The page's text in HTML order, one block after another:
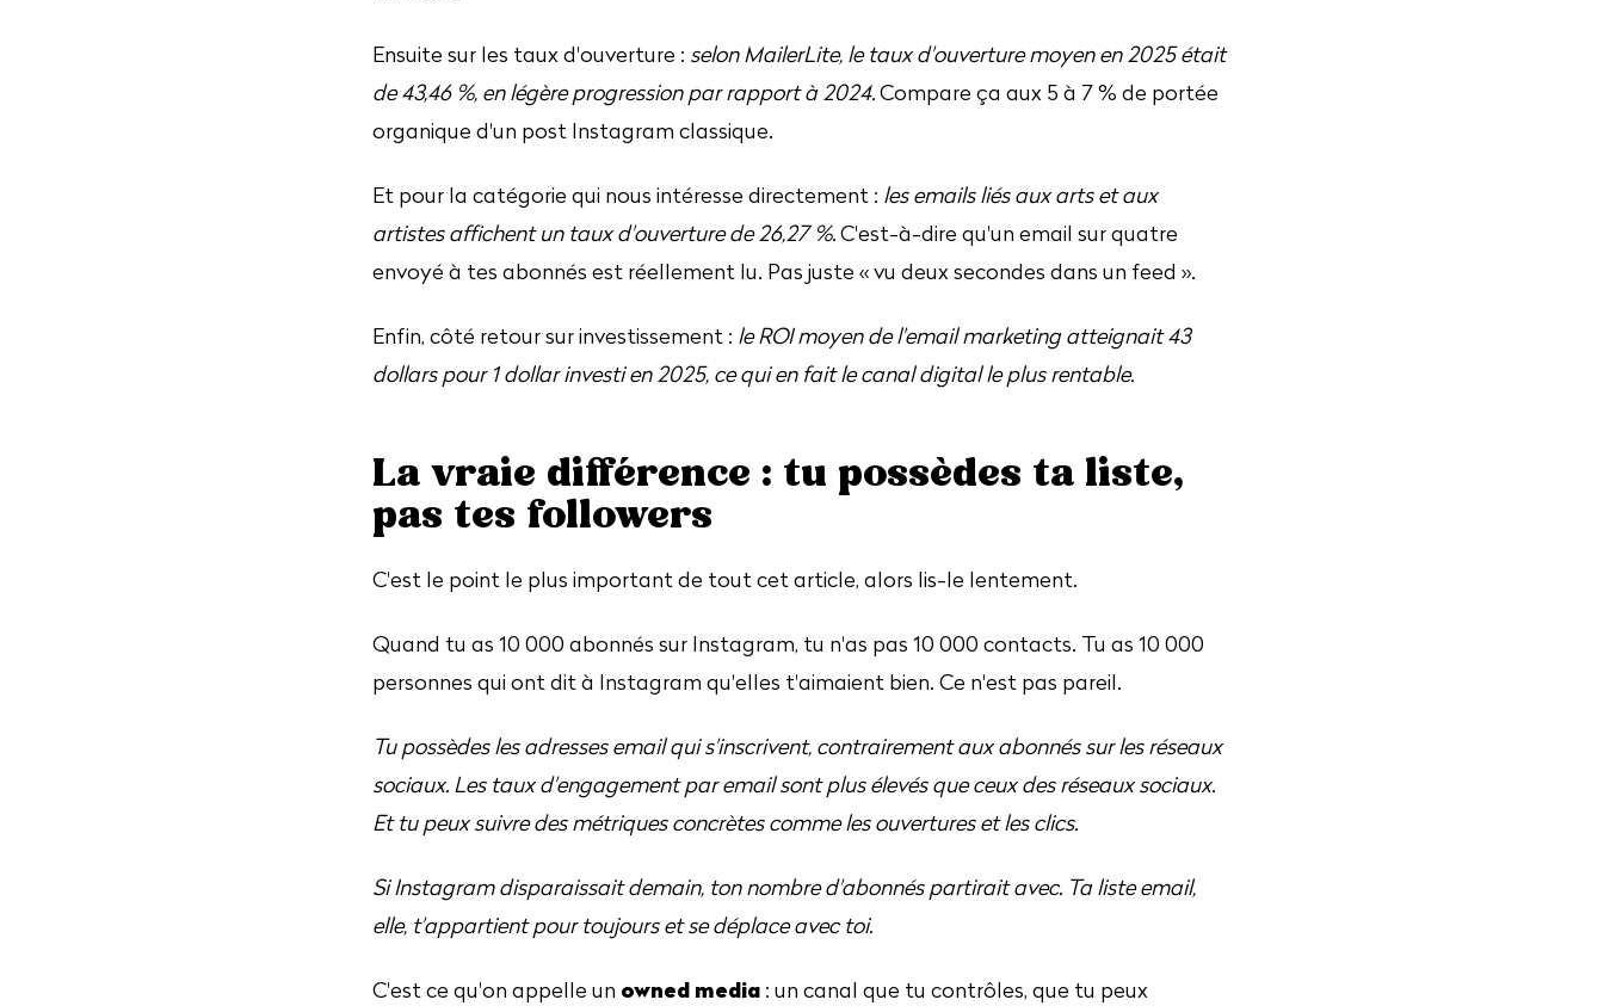
Ensuite sur les taux d'ouverture : selon MailerLite, le taux d'ouverture moyen en 2025 était
de 43,46 %, en légère progression par rapport à 2024.Compare ça aux 5 à 7 % de portée
organique d'un post Instagram classique.
Et pour la catégorie qui nous intéresse directement : les emails liés aux arts et aux
artistes affichent un taux d'ouverture de 26,27 %.C'est-à-dire qu'un email sur quatre
envoyé à tes abonnés est réellement lu. Pas juste « vu deux secondes dans un feed ».
Enfin, côté retour sur investissement : le ROI moyen de l'email marketing atteignait 43
dollars pour 1 dollar investi en 2025, ce qui en fait le canal digital le plus rentable.
La vraie différence : tu possèdes ta liste,
pas tes followers
C'est le point le plus important de tout cet article, alors lis-le lentement.
Quand tu as 10 000 abonnés sur Instagram, tu n'as pas 10 000 contacts. Tu as 10 000
personnes qui ont dit à Instagram qu'elles t'aimaient bien. Ce n'est pas pareil.
Tu possèdes les adresses email qui s'inscrivent, contrairement aux abonnés sur les réseaux
sociaux. Les taux d'engagement par email sont plus élevés que ceux des réseaux sociaux.
Et tu peux suivre des métriques concrètes comme les ouvertures et les clics.
Si Instagram disparaissait demain, ton nombre d'abonnés partirait avec. Ta liste email,
elle, t'appartient pour toujours et se déplace avec toi.
C'est ce qu'on appelle un owned media : un canal que tu contrôles, que tu peux